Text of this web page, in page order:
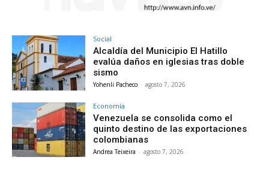
Social
Alcaldía del Municipio El Hatillo
evalúa daños en iglesias tras doble
sismo
Yohenli Pacheco - agosto 7, 2026
Economía
Venezuela se consolida como el
quinto destino de las exportaciones
colombianas
Andrea Teixeira - agosto 7, 2026